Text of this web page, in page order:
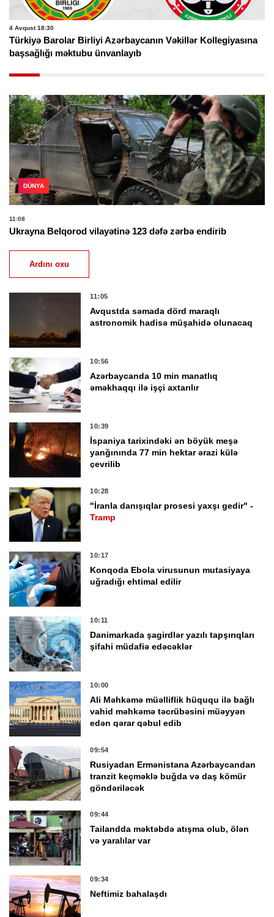
4 Avqust 18:30
Türkiyə Barolar Birliyi Azərbaycanın Vəkillər Kollegiyasına
başsağlığı məktubu ünvanlayıb
DÜNYA
11:08
Ukrayna Belqorod vilayətinə 123 dəfə zərbə endirib
Ardını oxu
11:05
Avqustda səmada dörd maraqlı
astronomik hadisə müşahidə olunacaq
10:56
Azərbaycanda 10 min manatlıq
əməkhaqqı ilə işçi axtarılır
10:39
İspaniya tarixindəki ən böyük meşə
yanğınında 77 min hektar ərazi külə
çevrilib
10:28
"İranla danışıqlar prosesi yaxşı gedir" -
Tramp
10:17
Konqoda Ebola virusunun mutasiyaya
uğradığı ehtimal edilir
10:11
Danimarkada şagirdlər yazılı tapşırıqları
şifahi müdafiə edəcəklər
10:00
Ali Məhkəmə müəlliflik hüququ ilə bağlı
vahid məhkəmə təcrübəsini müəyyən
edən qərar qəbul edib
09:54
Rusiyadan Ermənistana Azərbaycandan
tranzit keçməklə buğda və daş kömür
göndəriləcək
09:44
Tailandda məktəbdə atışma olub, ölən
və yaralılar var
09:34
Neftimiz bahalaşdı